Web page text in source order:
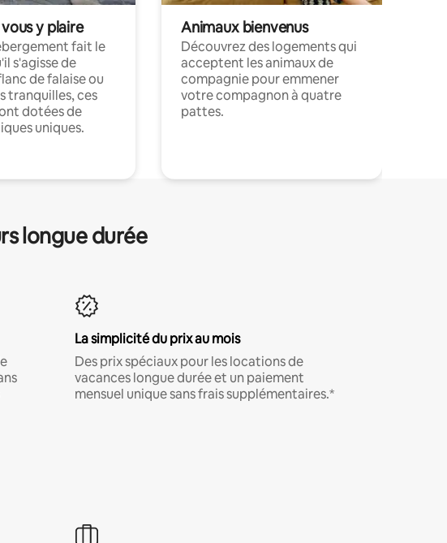
y plaire
fait le
s'agisse de
de falaise ou
tranquilles, ces
dotées de
uniques.
Animaux bienvenus
Découvrez des logements qui
acceptent les animaux de
compagnie pour emmener
votre compagnon à quatre
pattes.
longue durée
La simplicité du prix au mois
Des prix spéciaux pour les locations de
vacances longue durée et un paiement
mensuel unique sans frais supplémentaires.*